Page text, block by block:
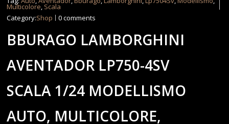
Multicolore, Scala
Category:Shop 0 comments
BBURAGO LAMBORGHINI
AVENTADOR LP750-4SV
SCALA 1/24 MODELLISMO
AUTO, MULTICOLORE,